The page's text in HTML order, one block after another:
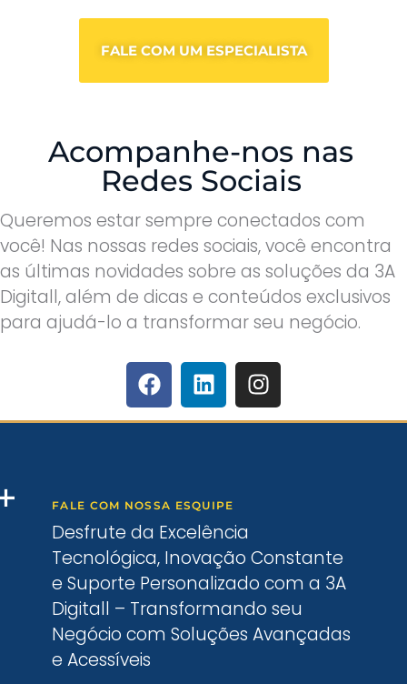
FALE COM UM ESPECIALISTA
Acompanhe-nos nas
Redes Sociais
Queremos estar sempre conectados com
você! Nas nossas redes sociais, você encontra
as últimas novidades sobre as soluções da 3A
Digitall, além de dicas e conteúdos exclusivos
para ajudá-lo a transformar seu negócio.
FALE COM NOSSA ESQUIPE
Desfrute da Excelência
Tecnológica, Inovação Constante
e Suporte Personalizado com a 3A
Digitall – Transformando seu
Negócio com Soluções Avançadas
e Acessíveis